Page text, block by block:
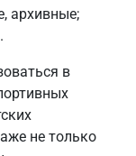
архивные;
в
не только